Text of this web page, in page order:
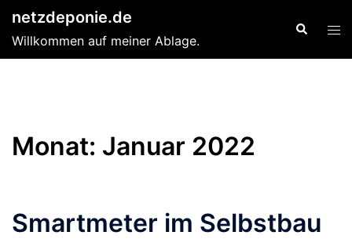
springen
netzdeponie.de
Willkommen auf meiner Ablage.
Suche
Monat: Januar 2022
Smartmeter im Selbstbau